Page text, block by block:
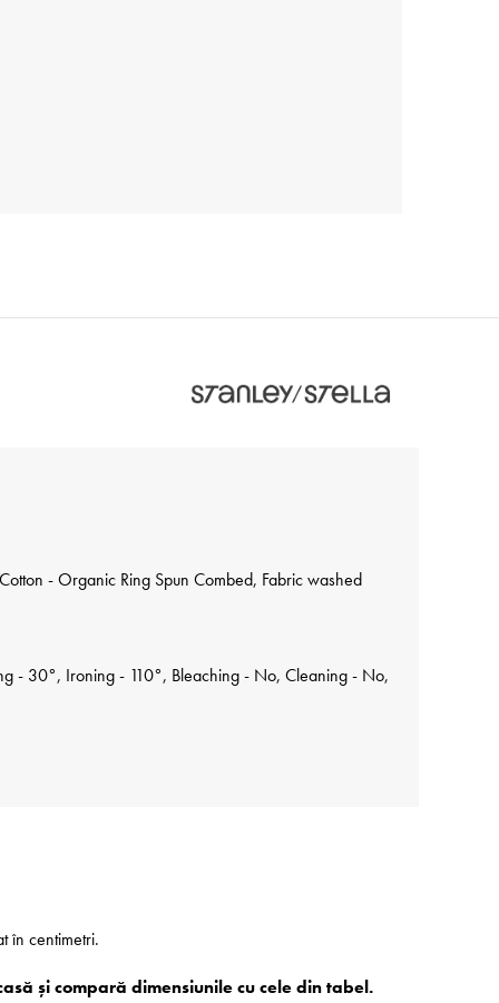
- Organic Ring Spun Combed, Fabric washed
- 30°, Ironing - 110°, Bleaching - No, Cleaning - No,
în centimetri.
și compară dimensiunile cu cele din tabel.